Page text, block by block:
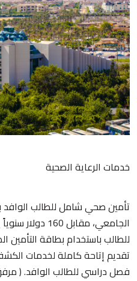
خدمات الرعاية الصحية
تأمين صحي شامل للطالب
الجامعي،
للطالب باستخدام بطاقة
تقديم إتاحة كاملة لخدمات
فصل دراسي للطالب الوافد. (